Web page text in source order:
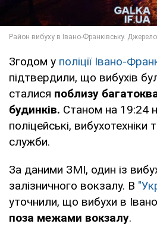
Згодом у поліції Івано-
підтвердили, що вибухів
сталися поблизу
будинків. Станом на 19:24
поліцейські, вибухотехніки
служби.
За даними ЗМІ, один із
залізничного вокзалу. В
уточнили, що вибухи в
поза межами вокзалу.